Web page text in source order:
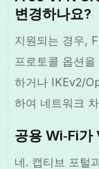
변경하나요?
지원되는 경우,
프로토콜 옵션
하거나 IKEv2/
하여 네트워크
공용 Wi‑Fi가
네. 캡티브 포털